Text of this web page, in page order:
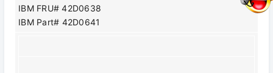
IBM FRU# 42D0638
IBM Part# 42D0641